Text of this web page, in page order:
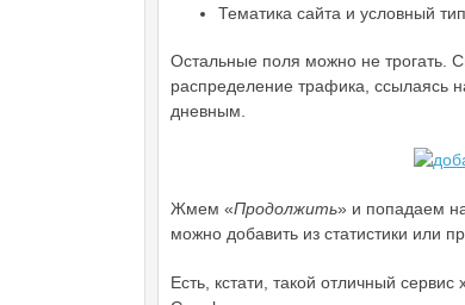
Тематика сайта и условный
Остальные поля можно не трогать.
распределение трафика, ссылаясь
дневным.
Жмем «Продолжить» и попадаем
можно добавить из статистики или
Есть, кстати, такой отличный